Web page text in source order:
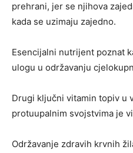
prehrani, jer se njihova
kada se uzimaju zajedno.
Esencijalni nutrijent poznat
ulogu u održavanju
Drugi ključni vitamin topiv u
protuupalnim svojstvima je
Održavanje zdravih krvnih